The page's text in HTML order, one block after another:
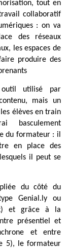
tout en
collaboratif
: on va
des réseaux
les espaces de
produire des
utilisé par
mais un
élèves en train
du formateur : il
en place des
il peut se
du côté du
Genial.ly ou
et grâce à la
présentiel et
et entre
5), le formateur